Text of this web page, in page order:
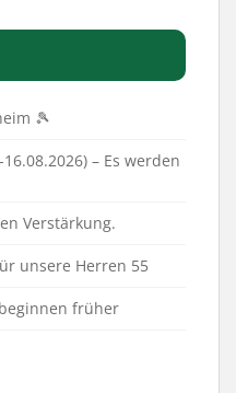
🎾
– Es werden
Verstärkung.
unsere Herren 55
früher